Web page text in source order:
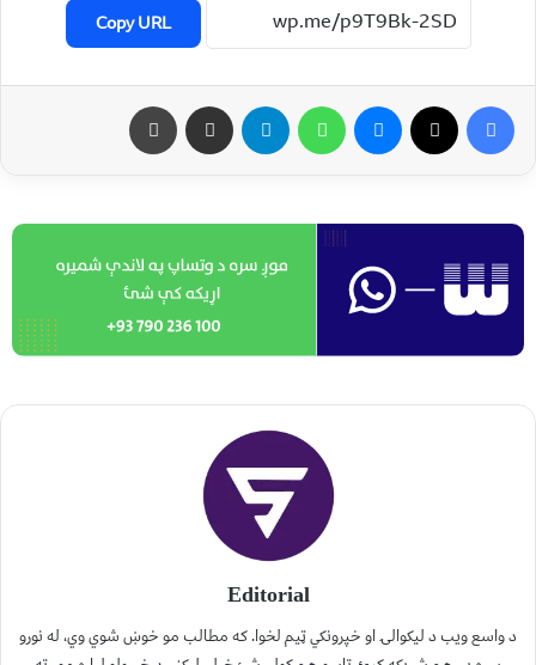
Copy URL
Editorial
د واسع ویب د لیکوالۍ او خپرونکي ټیم لخوا. که مطالب مو خوښ شوي وي، له نورو